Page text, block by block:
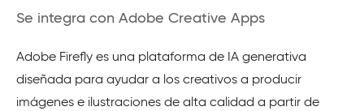
Se integra con Adobe Creative Apps
Adobe Firefly es una plataforma de IA generativa
diseñada para ayudar a los creativos a producir
imágenes e ilustraciones de alta calidad a partir de